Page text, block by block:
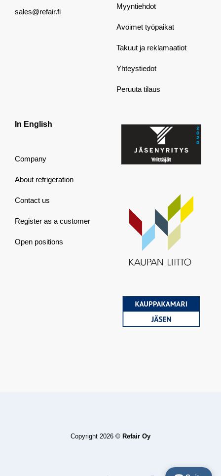
sales@refair.fi
Myyntiehdot
Avoimet työpaikat
Takuut ja reklamaatiot
Yhteystiedot
Peruuta tilaus
In English
Company
About refrigeration
Contact us
Register as a customer
Open positions
Copyright 2026 © Refair Oy